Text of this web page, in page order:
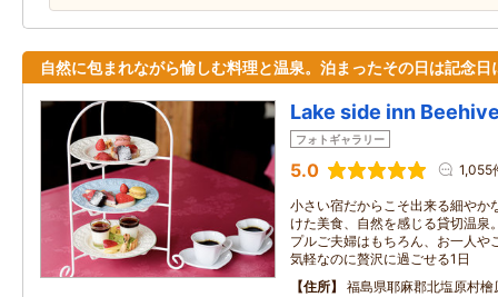
自然に包まれながら愉しむ料理と温泉。泊まったその日は記念日
Lake side inn
フォトギャラリー
5.0 1,055
小さい宿だからこそ出来る細やか
けた美食、自然を感じる貸切温泉
プルご夫婦はもちろん、お一人や
気軽なのに贅沢に過ごせる1日
住所
福島県耶麻郡北塩原村